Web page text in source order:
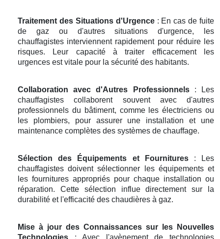
Traitement des Situations d'Urgence: En cas de fuite
de gaz ou d'autres situations d'urgence, les
chauffagistes interviennent rapidement pour réduire les
risques. Leur capacité à traiter efficacement les
urgences est vitale pour la sécurité des habitants.
Collaboration avec d'Autres Professionnels: Les
chauffagistes collaborent souvent avec d'autres
professionnels du bâtiment, comme les électriciens ou
les plombiers, pour assurer une installation et une
maintenance complètes des systèmes de chauffage.
Sélection des Équipements et Fournitures: Les
chauffagistes doivent sélectionner les équipements et
les fournitures appropriés pour chaque installation ou
réparation. Cette sélection influe directement sur la
durabilité et l'efficacité des chaudières à gaz.
Mise à jour des Connaissances sur les Nouvelles